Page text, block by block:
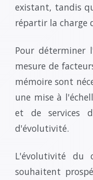
existant, tandis
répartir la charge
Pour déterminer
mesure de
mémoire sont
une mise à
et de services
d'évolutivité.
L'évolutivité du
souhaitent